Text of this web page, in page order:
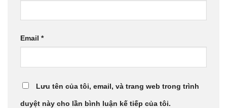
Email *
Lưu tên của tôi, email, và trang web trong trình
duyệt này cho lần bình luận kế tiếp của tôi.